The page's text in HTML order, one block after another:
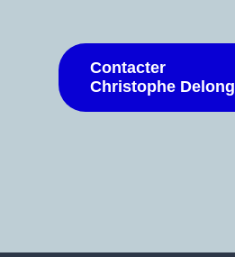
Contacter
Christophe Delong